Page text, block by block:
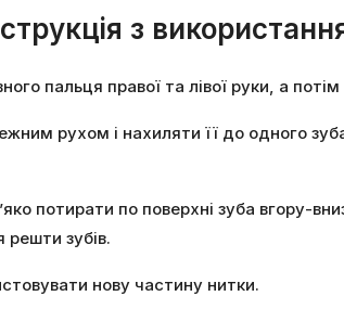
з
пальця правої та лівої руки, а
рухом і нахиляти її до одного
потирати по поверхні зуба вгору-
зубів.
нову частину нитки.